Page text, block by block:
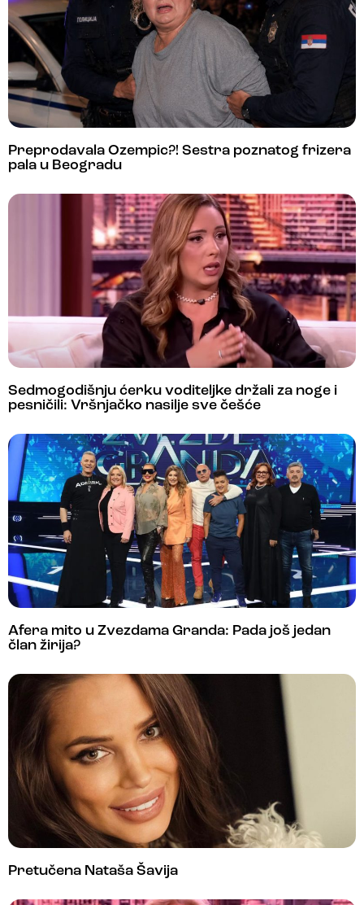
Preprodavala Ozempic?! Sestra poznatog frizera
pala u Beogradu
Sedmogodišnju ćerku voditeljke držali za noge i
pesničili: Vršnjačko nasilje sve češće
Afera mito u Zvezdama Granda: Pada još jedan
član žirija?
Pretučena Nataša Šavija